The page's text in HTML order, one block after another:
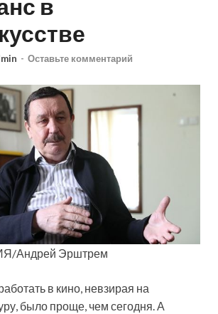
в
- Оставьте комментарий
Андрей Эрштрем
в кино, невзирая на
было проще, чем сегодня. А